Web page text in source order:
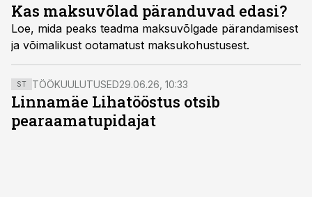
Kas maksuvõlad päranduvad edasi?
Loe, mida peaks teadma maksuvõlgade pärandamisest
ja võimalikust ootamatust maksukohustusest.
ST TÖÖKUULUTUSED29.06.26, 10:33
Linnamäe Lihatööstus otsib
pearaamatupidajat